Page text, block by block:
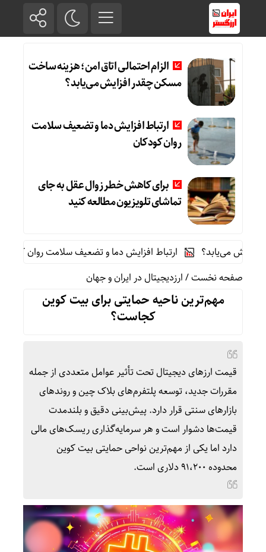
الزام احتمالی اتاق امن؛ هزینه ساخت
مسکن چقدر افزایش می‌یابد؟
ارتباط افزایش دما و تضعیف سلامت
روان کودکان
برای کاهش خطر زوال عقل به جای
تماشای تلویزیون مطالعه کنید
می‌یابد؟
ارتباط افزایش دما و تضعیف سلامت روان کودکان
صفحه نخست/ارزدیجیتال در ایران و جهان
مهم‌ترین ناحیه حمایتی برای بیت کوین
کجاست؟
قیمت ارزهای دیجیتال تحت تأثیر عوامل متعددی از جمله
مقررات جدید، توسعه پلتفرم‌های بلاک چین و روندهای
بازارهای سنتی قرار دارد. پیش‌بینی دقیق و بلندمدت
قیمت‌ها دشوار است و هر سرمایه‌گذاری ریسک‌های مالی
دارد اما یکی از مهم‌ترین نواحی حمایتی بیت کوین
محدوده ۹۱،۲۰۰ دلاری است.